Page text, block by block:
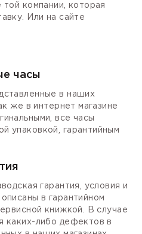
компании, которая
Или на сайте
часы
в наших
же в интернет магазине
все часы
упаковкой, гарантийным
гарантия, условия и
в гарантийном
книжкой. В случае
каких-либо дефектов в